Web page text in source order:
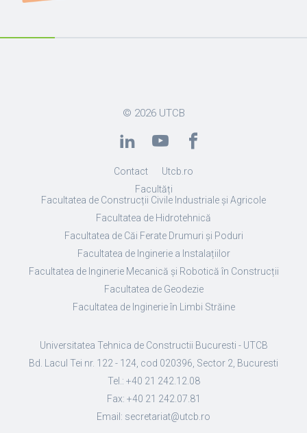
© 2026 UTCB
Contact
Utcb.ro
Facultăți
Facultatea de Construcții Civile Industriale și Agricole
Facultatea de Hidrotehnică
Facultatea de Căi Ferate Drumuri și Poduri
Facultatea de Inginerie a Instalațiilor
Facultatea de Inginerie Mecanică și Robotică în Construcții
Facultatea de Geodezie
Facultatea de Inginerie în Limbi Străine
Universitatea Tehnica de Constructii Bucuresti - UTCB
Bd. Lacul Tei nr. 122 - 124, cod 020396, Sector 2, Bucuresti
Tel.: +40 21 242.12.08
Fax: +40 21 242.07.81
Email: secretariat@utcb.ro